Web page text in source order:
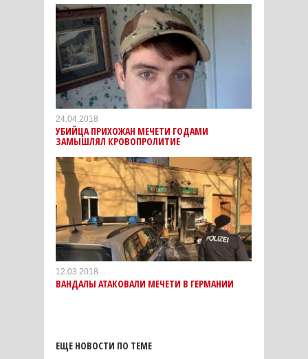
24.04.2018
УБИЙЦА ПРИХОЖАН МЕЧЕТИ ГОДАМИ
ЗАМЫШЛЯЛ КРОВОПРОЛИТИЕ
12.03.2018
ВАНДАЛЫ АТАКОВАЛИ МЕЧЕТИ В ГЕРМАНИИ
ЕЩЕ НОВОСТИ ПО ТЕМЕ